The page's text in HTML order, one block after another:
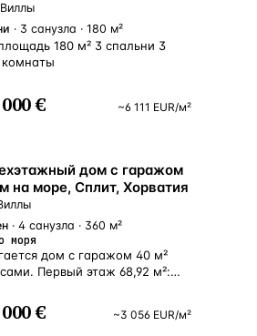
· 3 санузла · 180 м²
180 м² 3 спальни 3
€ ~6 111 EUR/м²
К МОРЮ
дом с гаражом
на море, Сплит, Хорватия
· 4 санузла · 360 м²
моря
дом с гаражом 40 м²
Первый этаж 68,92 м²:
с двумя спальнями, кухней,
ванной комнатой, туалетом
€ ~3 056 EUR/м²